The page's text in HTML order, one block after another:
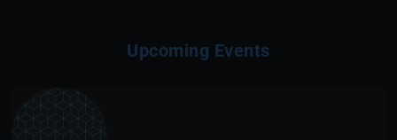
Upcoming Events